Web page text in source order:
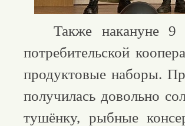
Также накануне 9
потребительской
продуктовые наборы.
получилась довольно
тушёнку, рыбные